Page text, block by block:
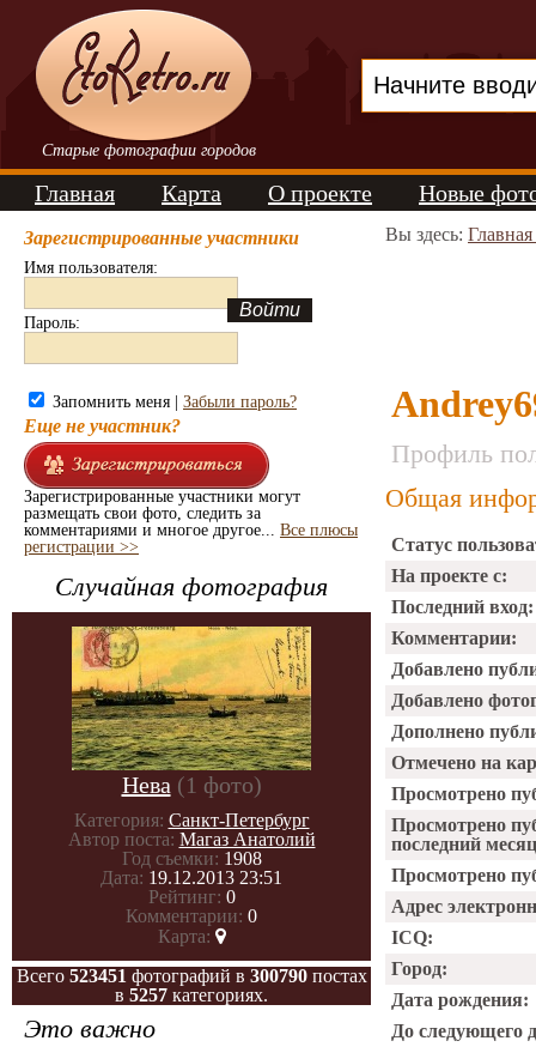
Старые фотографии городов
Главная Карта О проекте Новые
Зарегистрированные участники
Имя пользователя:
Пароль:
Запомнить меня | Забыли пароль?
Еще не участник?
Зарегистрированные участники могут
размещать свои фото, следить за
комментариями и многое другое... Все плюсы
регистрации >>
Случайная фотография
Нева (1 фото)
Категория: Санкт-Петербург
Автор поста: Магаз Анатолий
Год съемки: 1908
Дата: 19.12.2013 23:51
Рейтинг: 0
Комментарии: 0
Карта:
Всего 523451 фотографий в 300790постах
в 5257 категориях.
Это важно
Вы здесь:
Профиль
Общая
Статус
На проекте с:
Последний вход:
Комментарии:
Добавлено
Добавлено
Дополнено
Отмечено на
Просмотрено
Просмотрено
последний
Просмотрено
Адрес
ICQ:
Город:
Дата рождения:
До следующего